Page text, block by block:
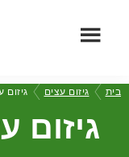
content
בית גיזום עצים
גיזום